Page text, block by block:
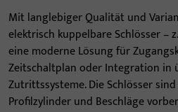
Mit langlebiger Qualität und
elektrisch kuppelbare Schlösser –
eine moderne Lösung für
Zeitschaltplan oder Integration in
Zutrittssysteme. Die Schlösser
Profilzylinder und Beschläge